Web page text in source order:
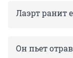
Лаэрт ранит
Он пьет